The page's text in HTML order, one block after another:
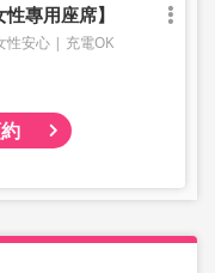
專用座席】
性安心
充電OK